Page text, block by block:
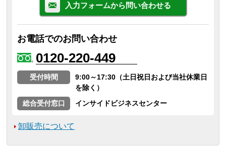
入力フォームから問い合わせる
お電話でのお問い合わせ
0120-220-449
受付時間
9:00～17:30（土日祝日および当社休業日
を除く）
総合受付窓口
インサイドビジネスセンター
卸販売について